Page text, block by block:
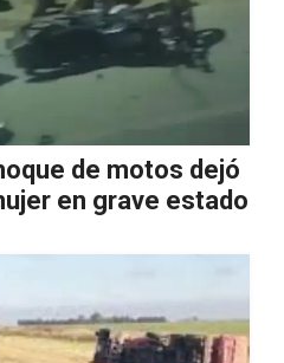
de motos dejó
en grave estado